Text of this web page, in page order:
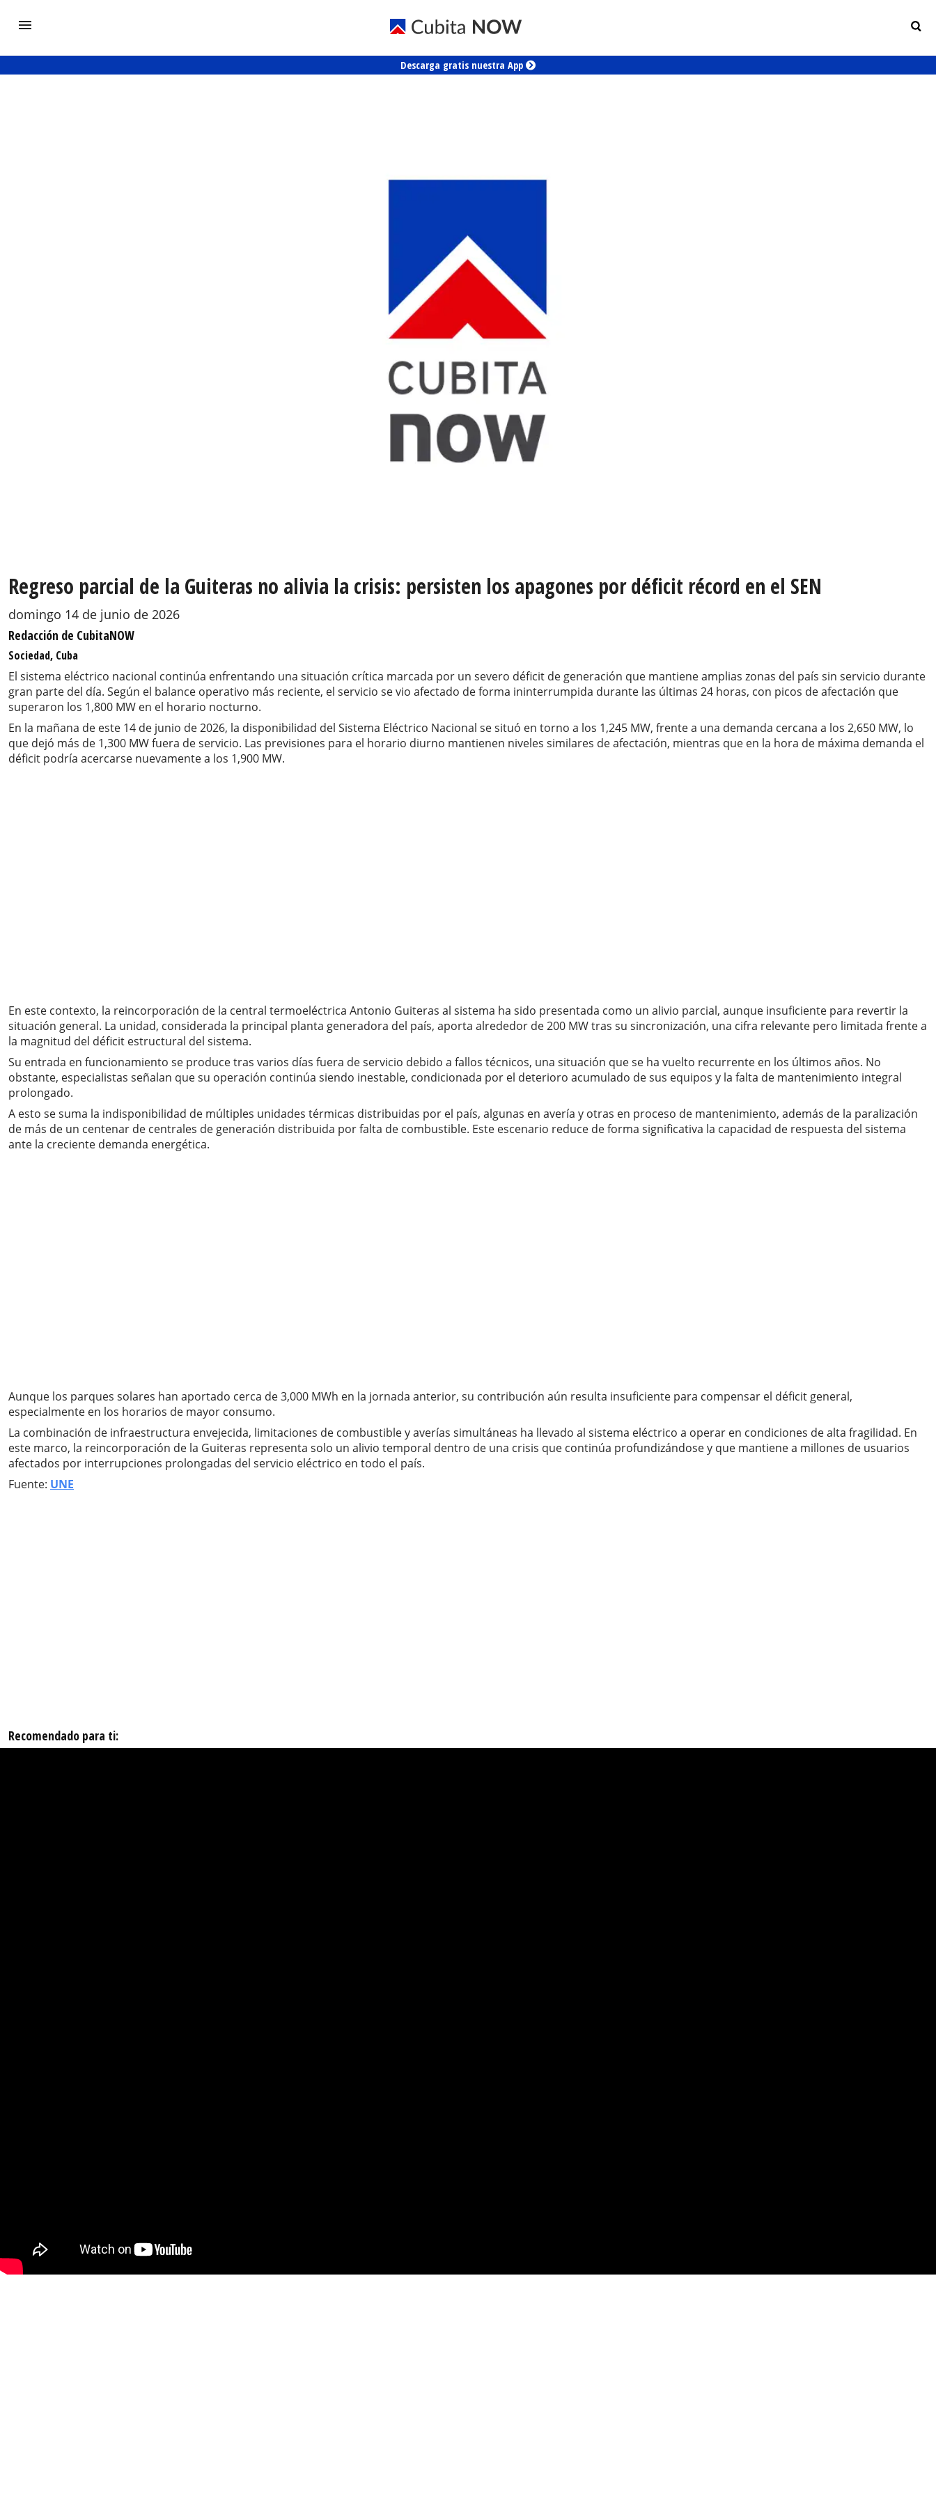
Descarga gratis nuestra App
Regreso parcial de la Guiteras no alivia la crisis: persisten los apagones por déficit récord en el SEN
domingo 14 de junio de 2026
Redacción de CubitaNOW
Sociedad, Cuba
El sistema eléctrico nacional continúa enfrentando una situación crítica marcada por un severo déficit de generación que mantiene amplias zonas del país sin servicio durante
gran parte del día. Según el balance operativo más reciente, el servicio se vio afectado de forma ininterrumpida durante las últimas 24 horas, con picos de afectación que
superaron los 1,800 MW en el horario nocturno.
En la mañana de este 14 de junio de 2026, la disponibilidad del Sistema Eléctrico Nacional se situó en torno a los 1,245 MW, frente a una demanda cercana a los 2,650 MW, lo
que dejó más de 1,300 MW fuera de servicio. Las previsiones para el horario diurno mantienen niveles similares de afectación, mientras que en la hora de máxima demanda el
déficit podría acercarse nuevamente a los 1,900 MW.
En este contexto, la reincorporación de la central termoeléctrica Antonio Guiteras al sistema ha sido presentada como un alivio parcial, aunque insuficiente para revertir la
situación general. La unidad, considerada la principal planta generadora del país, aporta alrededor de 200 MW tras su sincronización, una cifra relevante pero limitada frente a
la magnitud del déficit estructural del sistema.
Su entrada en funcionamiento se produce tras varios días fuera de servicio debido a fallos técnicos, una situación que se ha vuelto recurrente en los últimos años. No
obstante, especialistas señalan que su operación continúa siendo inestable, condicionada por el deterioro acumulado de sus equipos y la falta de mantenimiento integral
prolongado.
A esto se suma la indisponibilidad de múltiples unidades térmicas distribuidas por el país, algunas en avería y otras en proceso de mantenimiento, además de la paralización
de más de un centenar de centrales de generación distribuida por falta de combustible. Este escenario reduce de forma significativa la capacidad de respuesta del sistema
ante la creciente demanda energética.
Aunque los parques solares han aportado cerca de 3,000 MWh en la jornada anterior, su contribución aún resulta insuficiente para compensar el déficit general,
especialmente en los horarios de mayor consumo.
La combinación de infraestructura envejecida, limitaciones de combustible y averías simultáneas ha llevado al sistema eléctrico a operar en condiciones de alta fragilidad. En
este marco, la reincorporación de la Guiteras representa solo un alivio temporal dentro de una crisis que continúa profundizándose y que mantiene a millones de usuarios
afectados por interrupciones prolongadas del servicio eléctrico en todo el país.
Fuente: UNE
Recomendado para ti: